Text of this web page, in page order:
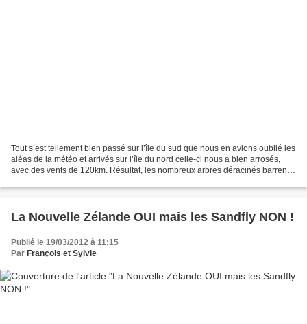
Tout s’est tellement bien passé sur l’île du sud que nous en avions oublié les
aléas de la météo et arrivés sur l’île du nord celle-ci nous a bien arrosés,
avec des vents de 120km. Résultat, les nombreux arbres déracinés barrent
La Nouvelle Zélande OUI mais les Sandfly NON !
Publié le 19/03/2012 à 11:15
Par François et Sylvie